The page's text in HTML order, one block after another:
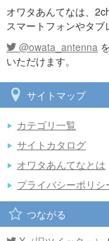
オワタあんてなは、
スマートフォンやタブ
@owata_antenna
いただけます。
サイトマップ
カテゴリ一覧
サイトカタログ
オワタあんてなとは
プライバシーポリシ
つながる